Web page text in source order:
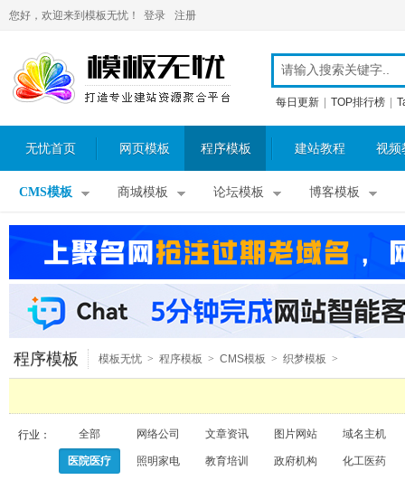
您好，欢迎来到模板无忧！ 登录 注册
每日更新 TOP排行榜
无忧首页 网页模板 程序模板 建站教程 视频
CMS模板 商城模板 论坛模板 博客模板
程序模板 模板无忧 > 程序模板 > CMS模板 > 织梦模板 >
行业： 全部 网络公司 文章资讯 图片网站 域名主机
医院医疗 照明家电 教育培训 政府机构 化工医药